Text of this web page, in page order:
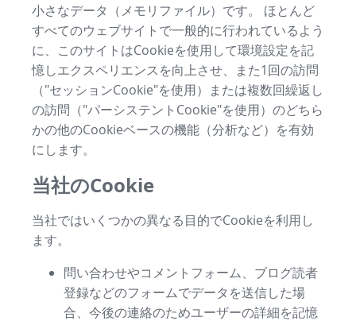
小さなデータ（メモリファイル）です。 ほとんど
すべてのウェブサイトで一般的に行われているよう
に、このサイトはCookieを使用して環境設定を記
憶しエクスペリエンスを向上させ、また1回の訪問
（"セッションCookie"を使用）または複数回繰返し
の訪問（"パーシステントCookie"を使用）のどちら
かの他のCookieベースの機能（分析など）を有効
にします。
当社のCookie
当社ではいくつかの異なる目的でCookieを利用し
ます。
問い合わせやコメントフォーム、ブログ読者
登録などのフォームでデータを送信した場
合、今後の連絡のためユーザーの詳細を記憶